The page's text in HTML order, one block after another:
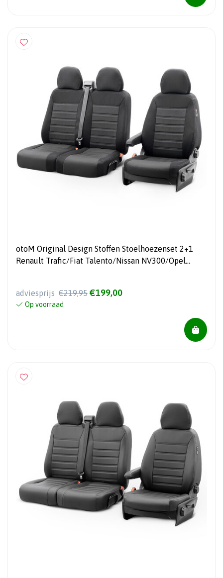
otoM Original Design Stoffen Stoelhoezenset 2+1
Renault Trafic/Fiat Talento/Nissan NV300/Opel
adviesprijs €219,95 €199,00
Op voorraad